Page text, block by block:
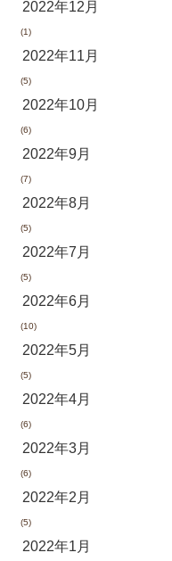
2022年12月
(1)
2022年11月
(5)
2022年10月
(6)
2022年9月
(7)
2022年8月
(5)
2022年7月
(5)
2022年6月
(10)
2022年5月
(5)
2022年4月
(6)
2022年3月
(6)
2022年2月
(5)
2022年1月